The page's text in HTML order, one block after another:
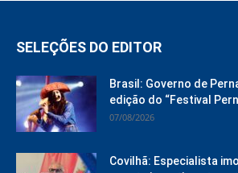
SELEÇÕES DO EDITOR
Brasil: Governo de
edição do “Festival
07/08/2026
Covilhã: Especialista